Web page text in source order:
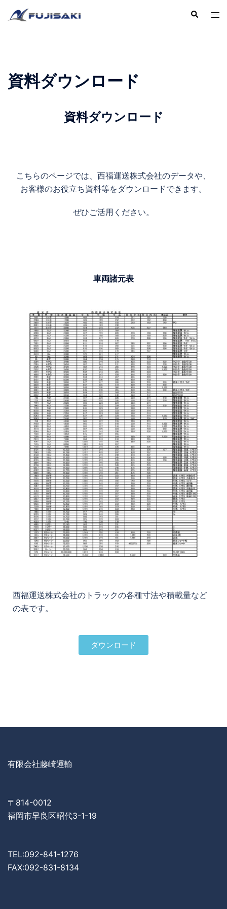
資料ダウンロード
資料ダウンロード
こちらのページでは、西福運送株式会社のデータや、
お客様のお役立ち資料等をダウンロードできます。
ぜひご活用ください。
車両諸元表
西福運送株式会社のトラックの各種寸法や積載量など
の表です。
ダウンロード
有限会社藤崎運輸
〒814-0012
福岡市早良区昭代3-1-19
TEL:092-841-1276
FAX:092-831-8134